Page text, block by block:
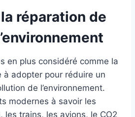
la réparation de
en plus considéré comme la
à adopter pour réduire un
de l’environnement.
modernes à savoir les
les trains, les avions, le CO2